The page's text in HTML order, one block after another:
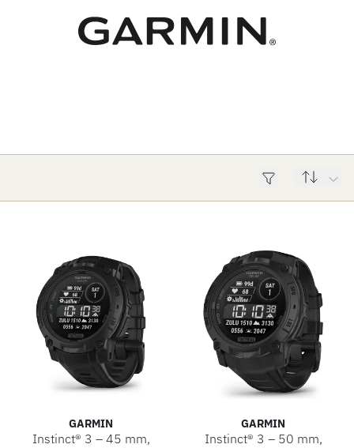
ACCESSOIRES
GARMIN
Instinct® 3 – 45 mm,
GARMIN
Instinct® 3 – 50 mm,